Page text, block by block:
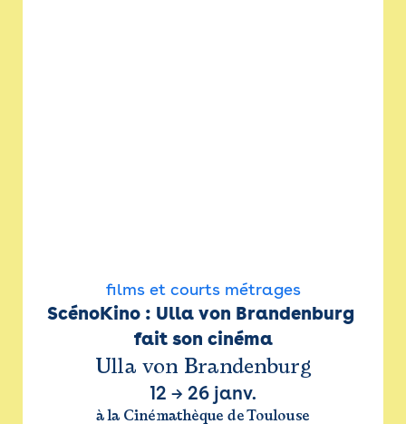
films et courts métrages
ScénoKino : Ulla von Brandenburg
fait son cinéma
Ulla von Brandenburg
12 → 26 janv.
à la Cinémathèque de Toulouse